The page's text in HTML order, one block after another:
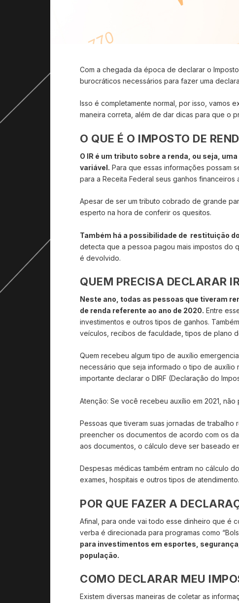
Com a chegada da época de declarar o
burocráticos necessários para fazer uma
Isso é completamente normal, por isso, vamos
maneira correta, além de dar dicas para que o
O QUE É O IMPOSTO DE
O IR é um tributo sobre a renda, ou seja,
variável. Para que essas informações possam
para a Receita Federal seus ganhos financeiros
Apesar de ser um tributo cobrado de grande
esperto na hora de conferir os quesitos.
Também há a possibilidade de restituição
detecta que a pessoa pagou mais impostos do
é devolvido.
QUEM PRECISA DECLARAR
Neste ano, todas as pessoas que tiveram
de renda referente ao ano de 2020. Entre
investimentos e outros tipos de ganhos.
veículos, recibos de faculdade, tipos de plano
Quem recebeu algum tipo de auxílio
necessário que seja informado o tipo de
importante declarar o DIRF (Declaração do
Atenção: Se você recebeu auxílio em 2021,
Pessoas que tiveram suas jornadas de
preencher os documentos de acordo com os
aos documentos, o cálculo deve ser baseado
Despesas médicas também entram no cálculo
exames, hospitais e outros tipos de atendimento.
POR QUE FAZER A
Afinal, para onde vai todo esse dinheiro que é
verba é direcionada para programas como
para investimentos em esportes,
população.
COMO DECLARAR MEU
Existem diversas maneiras de coletar as